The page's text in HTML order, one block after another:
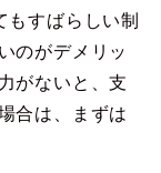
もすばらしい制
のがデメリッ
がないと、支
合は、まずは